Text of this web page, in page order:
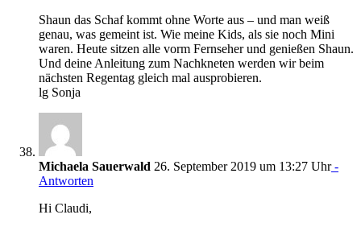
Shaun das Schaf kommt ohne Worte aus – und man weiß
genau, was gemeint ist. Wie meine Kids, als sie noch Mini
waren. Heute sitzen alle vorm Fernseher und genießen Shaun.
Und deine Anleitung zum Nachkneten werden wir beim
nächsten Regentag gleich mal ausprobieren.
lg Sonja
Michaela Sauerwald 26. September 2019 um 13:27 Uhr-
Antworten
Hi Claudi,